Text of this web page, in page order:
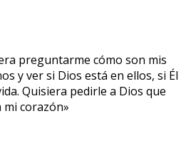
preguntarme cómo son mis
y ver si Dios está en ellos, si Él
Quisiera pedirle a Dios que
corazón»